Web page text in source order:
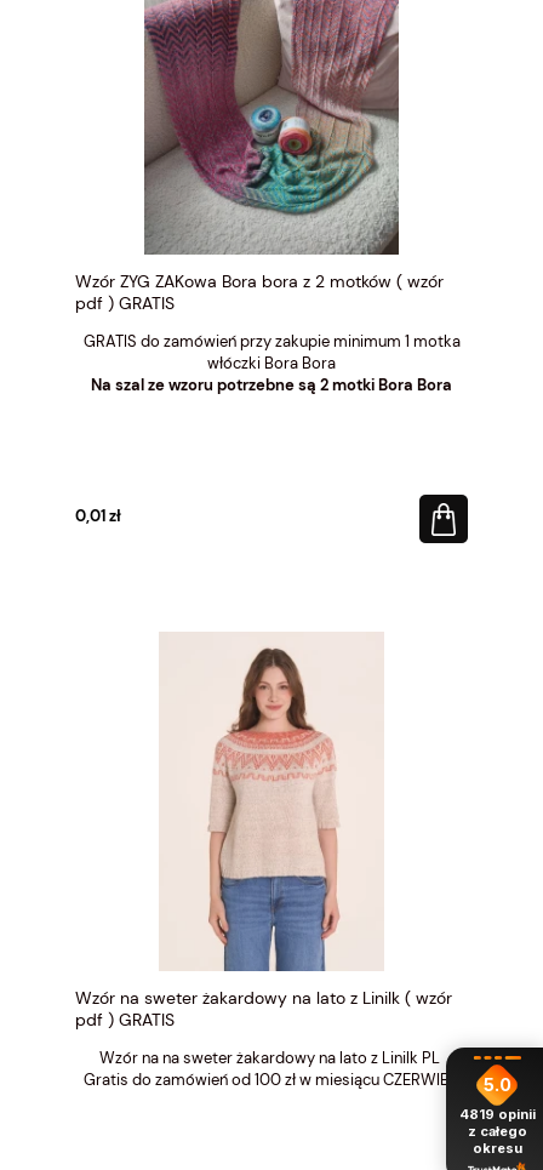
Wzór ZYG ZAKowa Bora bora z 2 motków ( wzór
pdf ) GRATIS
GRATIS do zamówień przy zakupie minimum 1 motka
włóczki Bora Bora
Na szal ze wzoru potrzebne są 2 motki Bora Bora
0,01 zł
Wzór na sweter żakardowy na lato z Linilk ( wzór
pdf ) GRATIS
Wzór na na sweter żakardowy na lato z Linilk PL
Gratis do zamówień od 100 zł w miesiącu CZERWIEC
5.0
4819 opinii
z całego
okresu